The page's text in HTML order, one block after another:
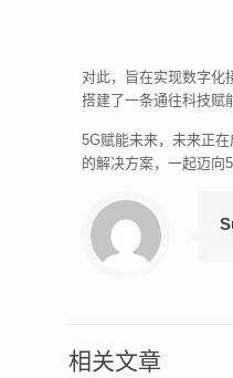
对此，旨在实现数字化
搭建了一条通往科技赋
5G赋能未来，未来正
的解决方案，一起迈向
相关文章